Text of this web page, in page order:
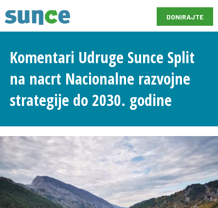
DONIRAJTE
Komentari Udruge Sunce Split
na nacrt Nacionalne razvojne
strategije do 2030. godine